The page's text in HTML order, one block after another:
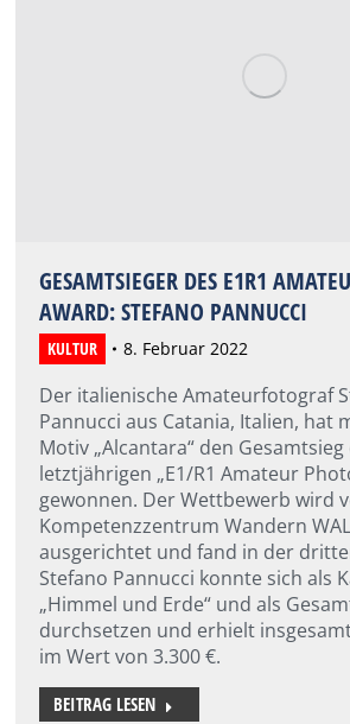
GESAMTSIEGER DES E1R1
AWARD: STEFANO PANNUCCI
KULTUR 8. Februar 2022
Der italienische Amateurfotograf
Pannucci aus Catania, Italien, hat
Motiv „Alcantara“ den Gesamtsieg
letztjährigen „E1/R1 Amateur
gewonnen. Der Wettbewerb wird
Kompetenzzentrum Wandern
ausgerichtet und fand in der
Stefano Pannucci konnte sich als
„Himmel und Erde“ und als
durchsetzen und erhielt
im Wert von 3.300 €.
BEITRAG LESEN